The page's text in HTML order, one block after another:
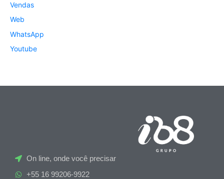
Vendas
Web
WhatsApp
Youtube
On line, onde você precisar
+55 16 99206-9922